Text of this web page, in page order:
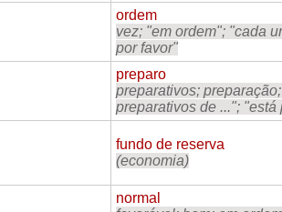
ordem
vez; "em ordem"; "cada
por favor"
preparo
preparativos;
preparativos de ...";
fundo de reserva
(economia)
normal